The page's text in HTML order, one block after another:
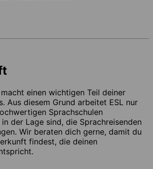
einen wichtigen Teil deiner
Aus diesem Grund arbeitet ESL nur
Sprachschulen
der Lage sind, die Sprachreisenden
Wir beraten dich gerne, damit du
findest, die deinen